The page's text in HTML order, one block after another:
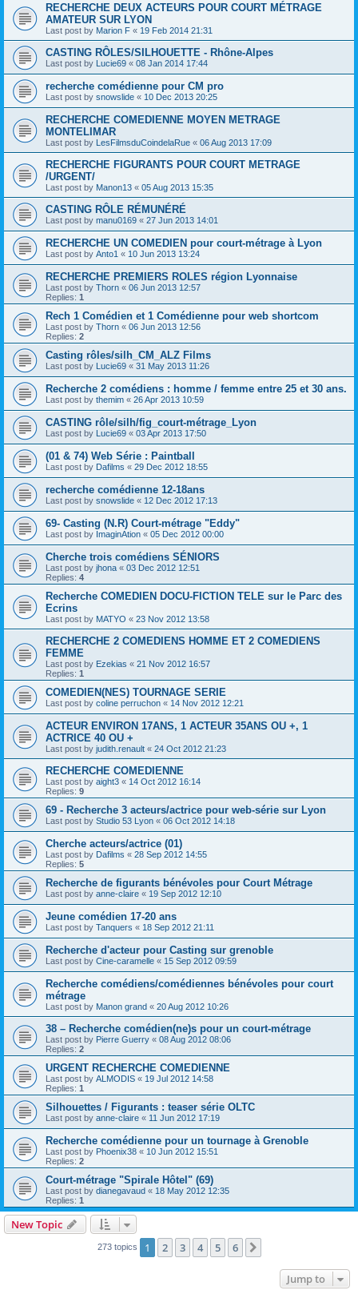
RECHERCHE DEUX ACTEURS POUR COURT MÉTRAGE
AMATEUR SUR LYON
Last post by Marion F « 19 Feb 2014 21:31
CASTING RÔLES/SILHOUETTE - Rhône-Alpes
Last post by Lucie69 « 08 Jan 2014 17:44
recherche comédienne pour CM pro
Last post by snowslide « 10 Dec 2013 20:25
RECHERCHE COMEDIENNE MOYEN METRAGE
MONTELIMAR
Last post by LesFilmsduCoindelaRue « 06 Aug 2013 17:09
RECHERCHE FIGURANTS POUR COURT METRAGE
/URGENT/
Last post by Manon13 « 05 Aug 2013 15:35
CASTING RÔLE RÉMUNÉRÉ
Last post by manu0169 « 27 Jun 2013 14:01
RECHERCHE UN COMEDIEN pour court-métrage à Lyon
Last post by Anto1 « 10 Jun 2013 13:24
RECHERCHE PREMIERS ROLES région Lyonnaise
Last post by Thorn « 06 Jun 2013 12:57
Replies: 1
Rech 1 Comédien et 1 Comédienne pour web shortcom
Last post by Thorn « 06 Jun 2013 12:56
Replies: 2
Casting rôles/silh_CM_ALZ Films
Last post by Lucie69 « 31 May 2013 11:26
Recherche 2 comédiens : homme / femme entre 25 et 30 ans.
Last post by themim « 26 Apr 2013 10:59
CASTING rôle/silh/fig_court-métrage_Lyon
Last post by Lucie69 « 03 Apr 2013 17:50
(01 & 74) Web Série : Paintball
Last post by Dafilms « 29 Dec 2012 18:55
recherche comédienne 12-18ans
Last post by snowslide « 12 Dec 2012 17:13
69- Casting (N.R) Court-métrage "Eddy"
Last post by ImaginAtion « 05 Dec 2012 00:00
Cherche trois comédiens SÉNIORS
Last post by jhona « 03 Dec 2012 12:51
Replies: 4
Recherche COMEDIEN DOCU-FICTION TELE sur le Parc des
Ecrins
Last post by MATYO « 23 Nov 2012 13:58
RECHERCHE 2 COMEDIENS HOMME ET 2 COMEDIENS
FEMME
Last post by Ezekias « 21 Nov 2012 16:57
Replies: 1
COMEDIEN(NES) TOURNAGE SERIE
Last post by coline perruchon « 14 Nov 2012 12:21
ACTEUR ENVIRON 17ANS, 1 ACTEUR 35ANS OU +, 1
ACTRICE 40 OU +
Last post by judith.renault « 24 Oct 2012 21:23
RECHERCHE COMEDIENNE
Last post by aight3 « 14 Oct 2012 16:14
Replies: 9
69 - Recherche 3 acteurs/actrice pour web-série sur Lyon
Last post by Studio 53 Lyon « 06 Oct 2012 14:18
Cherche acteurs/actrice (01)
Last post by Dafilms « 28 Sep 2012 14:55
Replies: 5
Recherche de figurants bénévoles pour Court Métrage
Last post by anne-claire « 19 Sep 2012 12:10
Jeune comédien 17-20 ans
Last post by Tanquers « 18 Sep 2012 21:11
Recherche d'acteur pour Casting sur grenoble
Last post by Cine-caramelle « 15 Sep 2012 09:59
Recherche comédiens/comédiennes bénévoles pour court
métrage
Last post by Manon grand « 20 Aug 2012 10:26
38 – Recherche comédien(ne)s pour un court-métrage
Last post by Pierre Guerry « 08 Aug 2012 08:06
Replies: 2
URGENT RECHERCHE COMEDIENNE
Last post by ALMODIS « 19 Jul 2012 14:58
Replies: 1
Silhouettes / Figurants : teaser série OLTC
Last post by anne-claire « 11 Jun 2012 17:19
Recherche comédienne pour un tournage à Grenoble
Last post by Phoenix38 « 10 Jun 2012 15:51
Replies: 2
Court-métrage "Spirale Hôtel" (69)
Last post by dianegavaud « 18 May 2012 12:35
Replies: 1
New Topic
273 topics 1 2 3 4 5 6
Jump to